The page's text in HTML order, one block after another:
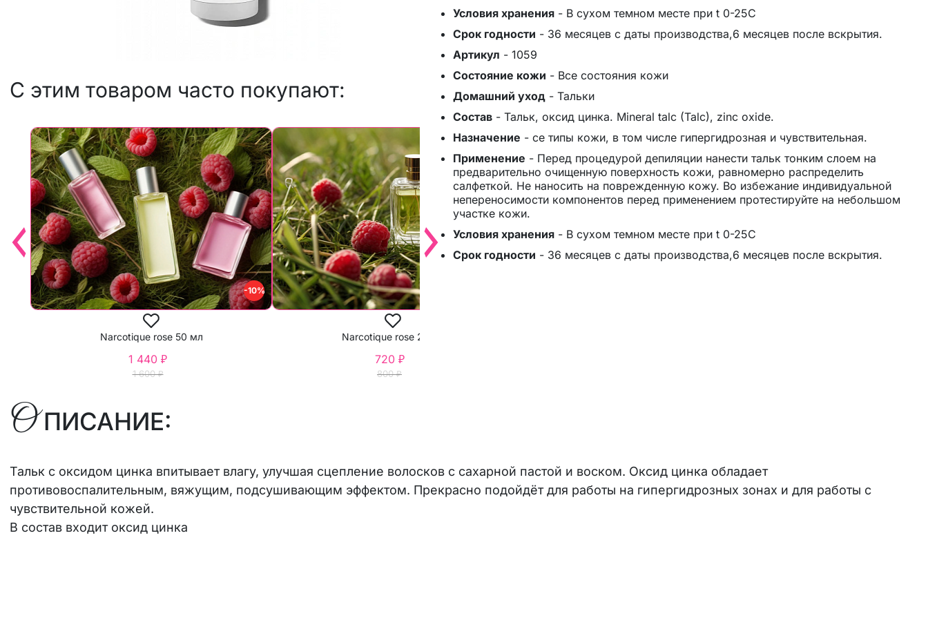
С этим товаром часто покупают:
-10%
Narcotique rose 50 мл
1 600 ₽
1 440 ₽
Narcotique rose 25 мл
800 ₽
720 ₽
-10%
CARDIline моделирующий гель FAIRYTALE 15 мл
Условия хранения - В сухом темном месте при t 0-25C
Срок годности - 36 месяцев с даты производства,6 месяцев после вскрытия.
Артикул - 1059
Состояние кожи - Все состояния кожи
Домашний уход - Тальки
Состав - Тальк, оксид цинка. Mineral talc (Talc), zinc oxide.
Назначение - се типы кожи, в том числе гипергидрозная и чувствительная.
Применение - Перед процедурой депиляции нанести тальк тонким слоем на
предварительно очищенную поверхность кожи, равномерно распределить
салфеткой. Не наносить на поврежденную кожу. Во избежание индивидуальной
непереносимости компонентов перед применением протестируйте на небольшом
участке кожи.
Условия хранения - В сухом темном месте при t 0-25C
Срок годности - 36 месяцев с даты производства,6 месяцев после вскрытия.
О ПИСАНИЕ:
Тальк с оксидом цинка впитывает влагу, улучшая сцепление волосков с сахарной пастой и воском. Оксид цинка обладает
противовоспалительным, вяжущим, подсушивающим эффектом. Прекрасно подойдёт для работы на гипергидрозных зонах и для работы с
чувствительной кожей.
В состав входит оксид цинка